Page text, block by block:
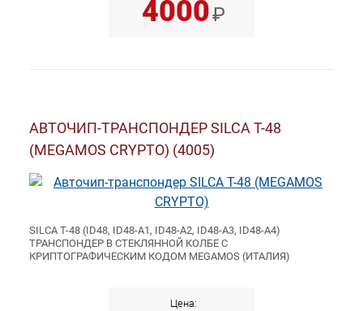
4000₽
АВТОЧИП-ТРАНСПОНДЕР SILCA T-48
(MEGAMOS CRYPTO) (4005)
SILCA T-48 (ID48, ID48-A1, ID48-A2, ID48-A3, ID48-A4)
ТРАНСПОНДЕР В СТЕКЛЯННОЙ КОЛБЕ С
КРИПТОГРАФИЧЕСКИМ КОДОМ MEGAMOS (ИТАЛИЯ)
Цена: